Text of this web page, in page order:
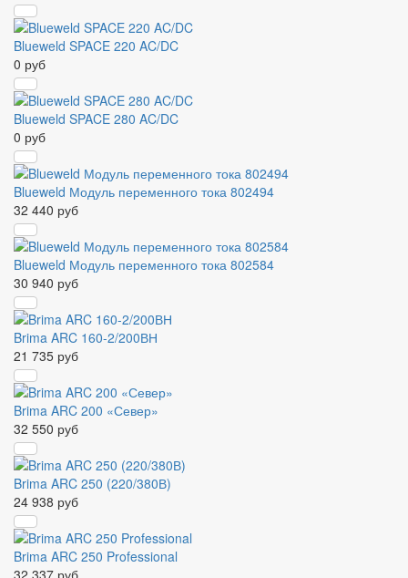
Blueweld SPACE 220 AC/DC
0 руб
Blueweld SPACE 280 AC/DC
0 руб
Blueweld Модуль переменного тока 802494
32 440 руб
Blueweld Модуль переменного тока 802584
30 940 руб
Brima ARC 160-2/200ВН
21 735 руб
Brima ARC 200 «Север»
32 550 руб
Brima ARC 250 (220/380В)
24 938 руб
Brima ARC 250 Professional
32 337 руб